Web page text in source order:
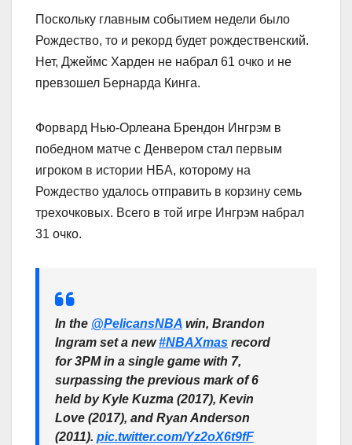
Поскольку главным событием недели было
Рождество, то и рекорд будет рождественский.
Нет, Джеймс Харден не набрал 61 очко и не
превзошел Бернарда Кинга.
Форвард Нью-Орлеана Брендон Ингрэм в
победном матче с Денвером стал первым
игроком в истории НБА, которому на
Рождество удалось отправить в корзину семь
трехочковых. Всего в той игре Ингрэм набрал
31 очко.
In the @PelicansNBA win, Brandon
Ingram set a new#NBAXmas record
for 3PM in a single game with 7,
surpassing the previous mark of 6
held by Kyle Kuzma (2017), Kevin
Love (2017), and Ryan Anderson
(2011). pic.twitter.com/Yz2oX6t9fF